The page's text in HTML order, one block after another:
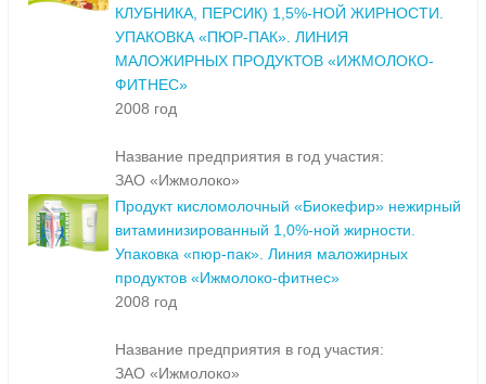
КЛУБНИКА, ПЕРСИК) 1,5%-НОЙ ЖИРНОСТИ.
УПАКОВКА «ПЮР-ПАК». ЛИНИЯ
МАЛОЖИРНЫХ ПРОДУКТОВ «ИЖМОЛОКО-
ФИТНЕС»
2008 год
Название предприятия в год участия:
ЗАО «Ижмолоко»
Продукт кисломолочный «Биокефир» нежирный
витаминизированный 1,0%-ной жирности.
Упаковка «пюр-пак». Линия маложирных
продуктов «Ижмолоко-фитнес»
2008 год
Название предприятия в год участия:
ЗАО «Ижмолоко»